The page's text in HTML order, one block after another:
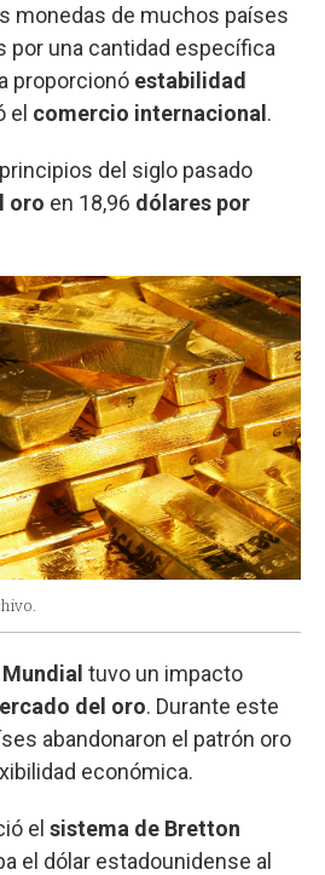
monedas de muchos países
por una cantidad específica
proporcionó estabilidad
el comercio internacional .
del siglo pasado
oro en 18,96 dólares por
tuvo un impacto
del oro. Durante este
abandonaron el patrón oro
económica.
el sistema de Bretton
el dólar estadounidense al